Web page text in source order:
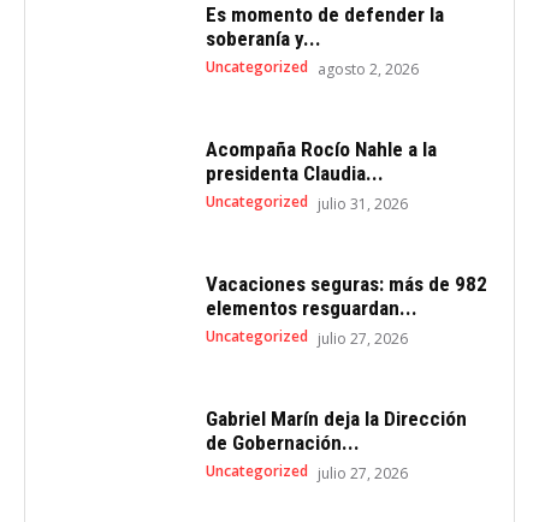
Es momento de defender la
soberanía y...
Uncategorized agosto 2, 2026
Acompaña Rocío Nahle a la
presidenta Claudia...
Uncategorized julio 31, 2026
Vacaciones seguras: más de 982
elementos resguardan...
Uncategorized julio 27, 2026
Gabriel Marín deja la Dirección
de Gobernación...
Uncategorized julio 27, 2026